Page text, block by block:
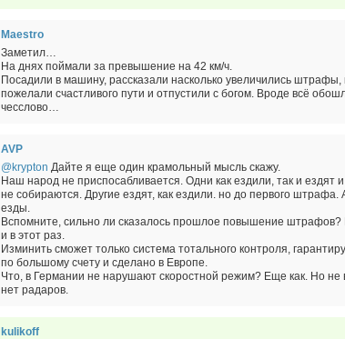
Maestro
Заметил…
На днях поймали за превышение на 42 км/ч.
Посадили в машину, рассказали насколько увеличились
пожелали счастливого пути и отпустили с богом. Вроде всё
чесслово…
AVP
@krypton Дайте я еще один крамольный мысль скажу.
Наш народ не приспосабливается. Одни как ездили, так и ездят
не собираются. Другие ездят, как ездили. но до первого
езды.
Вспомните, сильно ли сказалось прошлое повышение штрафов?
и в этот раз.
Изминить сможет только система тотального контроля,
по большому счету и сделано в Европе.
Что, в Германии не нарушают скоростной режим? Еще как. Но не
нет радаров.
kulikoff